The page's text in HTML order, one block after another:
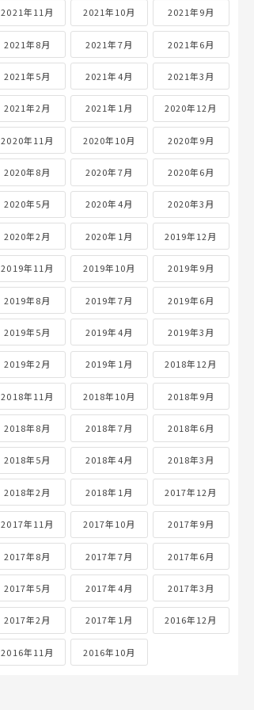
2021年11月 2021年10月 2021年9月
2021年8月 2021年7月 2021年6月
2021年5月 2021年4月 2021年3月
2021年2月 2021年1月 2020年12月
2020年11月 2020年10月 2020年9月
2020年8月 2020年7月 2020年6月
2020年5月 2020年4月 2020年3月
2020年2月 2020年1月 2019年12月
2019年11月 2019年10月 2019年9月
2019年8月 2019年7月 2019年6月
2019年5月 2019年4月 2019年3月
2019年2月 2019年1月 2018年12月
2018年11月 2018年10月 2018年9月
2018年8月 2018年7月 2018年6月
2018年5月 2018年4月 2018年3月
2018年2月 2018年1月 2017年12月
2017年11月 2017年10月 2017年9月
2017年8月 2017年7月 2017年6月
2017年5月 2017年4月 2017年3月
2017年2月 2017年1月 2016年12月
2016年11月 2016年10月